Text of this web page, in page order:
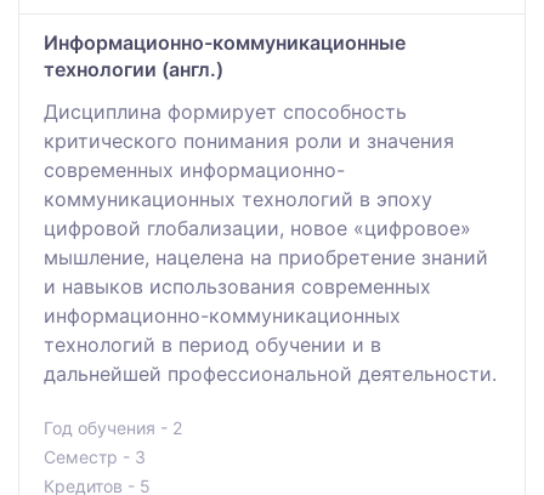
Информационно-коммуникационные
технологии (англ.)
Дисциплина формирует способность
критического понимания роли и значения
современных информационно-
коммуникационных технологий в эпоху
цифровой глобализации, новое «цифровое»
мышление, нацелена на приобретение знаний
и навыков использования современных
информационно-коммуникационных
технологий в период обучении и в
дальнейшей профессиональной деятельности.
Год обучения - 2
Семестр - 3
Кредитов - 5